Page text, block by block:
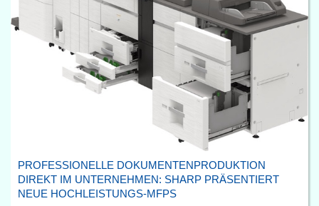
PROFESSIONELLE DOKUMENTENPRODUKTION
DIREKT IM UNTERNEHMEN: SHARP PRÄSENTIERT
NEUE HOCHLEISTUNGS-MFPS